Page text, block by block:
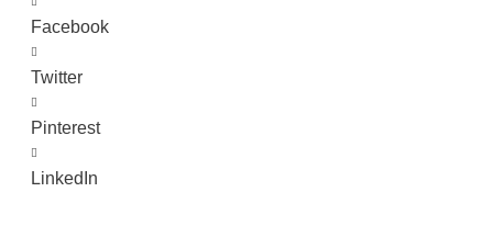
Facebook
Twitter
Pinterest
LinkedIn